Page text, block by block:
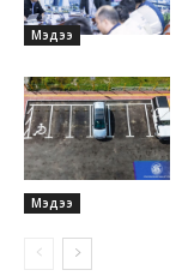
Мэдээ
Мэдээ